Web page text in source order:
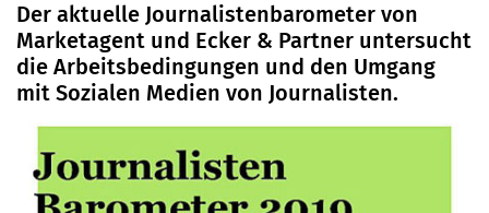
Der aktuelle Journalistenbarometer von
Marketagent und Ecker & Partner untersucht
die Arbeitsbedingungen und den Umgang
mit Sozialen Medien von Journalisten.